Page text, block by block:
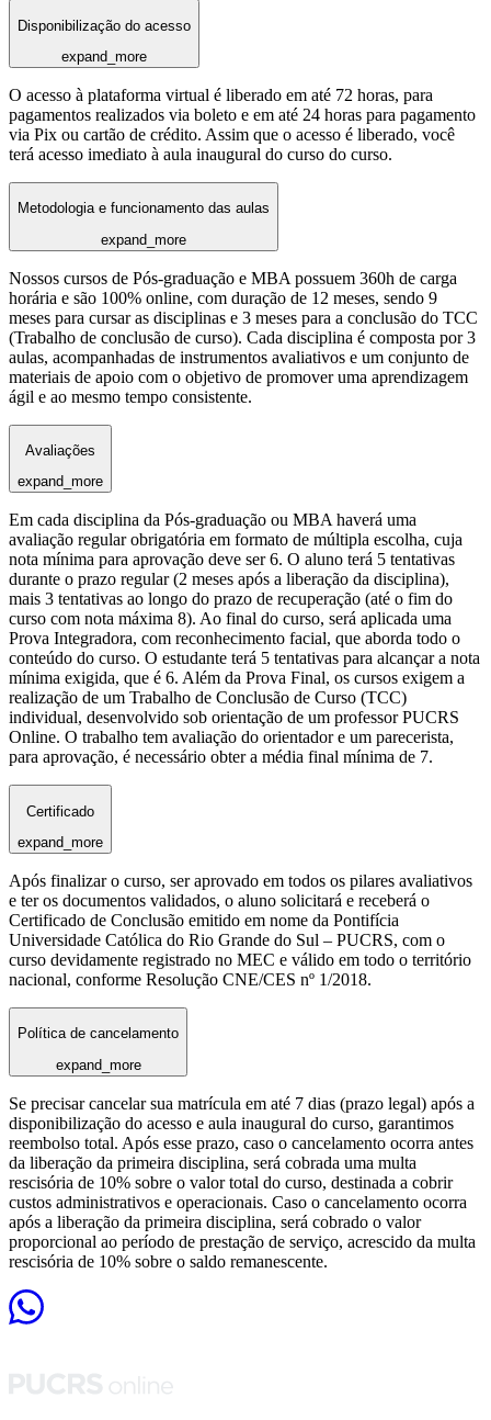
Disponibilização do acesso
expand_more
O acesso à plataforma virtual é liberado em até 72 horas, para
pagamentos realizados via boleto e em até 24 horas para pagamento
via Pix ou cartão de crédito. Assim que o acesso é liberado, você
terá acesso imediato à aula inaugural do curso do curso.
Metodologia e funcionamento das aulas
expand_more
Nossos cursos de Pós-graduação e MBA possuem 360h de carga
horária e são 100% online, com duração de 12 meses, sendo 9
meses para cursar as disciplinas e 3 meses para a conclusão do TCC
(Trabalho de conclusão de curso). Cada disciplina é composta por 3
aulas, acompanhadas de instrumentos avaliativos e um conjunto de
materiais de apoio com o objetivo de promover uma aprendizagem
ágil e ao mesmo tempo consistente.
Avaliações
expand_more
Em cada disciplina da Pós-graduação ou MBA haverá uma
avaliação regular obrigatória em formato de múltipla escolha, cuja
nota mínima para aprovação deve ser 6. O aluno terá 5 tentativas
durante o prazo regular (2 meses após a liberação da disciplina),
mais 3 tentativas ao longo do prazo de recuperação (até o fim do
curso com nota máxima 8). Ao final do curso, será aplicada uma
Prova Integradora, com reconhecimento facial, que aborda todo o
conteúdo do curso. O estudante terá 5 tentativas para alcançar a nota
mínima exigida, que é 6. Além da Prova Final, os cursos exigem a
realização de um Trabalho de Conclusão de Curso (TCC)
individual, desenvolvido sob orientação de um professor PUCRS
Online. O trabalho tem avaliação do orientador e um parecerista,
para aprovação, é necessário obter a média final mínima de 7.
Certificado
expand_more
Após finalizar o curso, ser aprovado em todos os pilares avaliativos
e ter os documentos validados, o aluno solicitará e receberá o
Certificado de Conclusão emitido em nome da Pontifícia
Universidade Católica do Rio Grande do Sul – PUCRS, com o
curso devidamente registrado no MEC e válido em todo o território
nacional, conforme Resolução CNE/CES nº 1/2018.
Política de cancelamento
expand_more
Se precisar cancelar sua matrícula em até 7 dias (prazo legal) após a
disponibilização do acesso e aula inaugural do curso, garantimos
reembolso total. Após esse prazo, caso o cancelamento ocorra antes
da liberação da primeira disciplina, será cobrada uma multa
rescisória de 10% sobre o valor total do curso, destinada a cobrir
custos administrativos e operacionais. Caso o cancelamento ocorra
após a liberação da primeira disciplina, será cobrado o valor
proporcional ao período de prestação de serviço, acrescido da multa
rescisória de 10% sobre o saldo remanescente.